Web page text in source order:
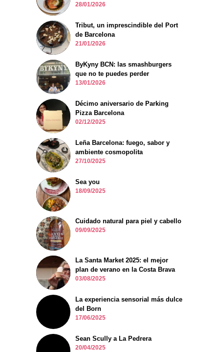
28/01/2026
Tribut, un imprescindible del Port
de Barcelona
21/01/2026
ByKyny BCN: las smashburgers
que no te puedes perder
13/01/2026
Décimo aniversario de Parking
Pizza Barcelona
02/12/2025
Leña Barcelona: fuego, sabor y
ambiente cosmopolita
27/10/2025
Sea you
18/09/2025
Cuidado natural para piel y cabello
09/09/2025
La Santa Market 2025: el mejor
plan de verano en la Costa Brava
03/08/2025
La experiencia sensorial más dulce
del Born
17/06/2025
Sean Scully a La Pedrera
20/04/2025